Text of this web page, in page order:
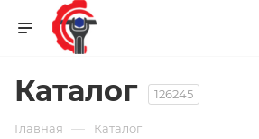
Каталог 126245
Главная — Каталог